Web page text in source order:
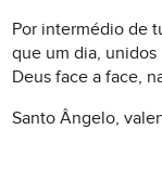
Por intermédio de
que um dia, unidos
Deus face a face,
Santo Ângelo,